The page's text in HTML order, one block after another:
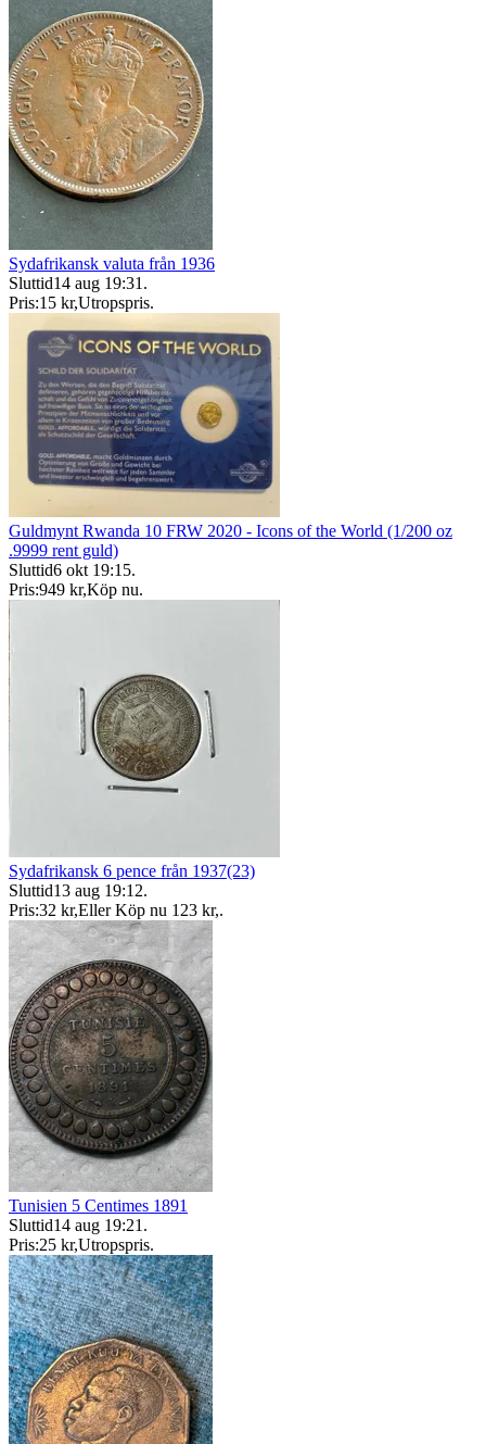
Sydafrikansk valuta från 1936
Sluttid14 aug 19:31 .
Pris:15 kr,Utropspris.
Guldmynt Rwanda 10 FRW 2020 - Icons of the World (1/200 oz
.9999 rent guld)
Sluttid6 okt 19:15.
Pris:949 kr,Köp nu.
Sydafrikansk 6 pence från 1937(23)
Sluttid13 aug 19:12.
Pris:32 kr,Eller Köp nu 123 kr,.
Tunisien 5 Centimes 1891
Sluttid14 aug 19:21 .
Pris:25 kr,Utropspris.